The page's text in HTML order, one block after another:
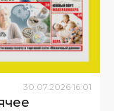
30 07 2026 16:01